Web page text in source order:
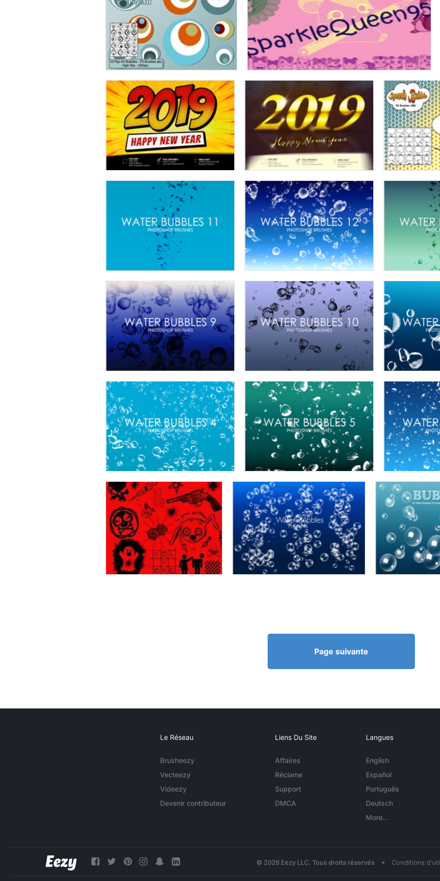
Page suivante
Le Réseau
Brusheezy
Vecteezy
Videezy
Devenir contributeur
Liens Du Site
Affaires
Réclame
Support
DMCA
Langues
English
Español
Português
Deutsch
More...
© 2026 Eezy LLC. Tous droits réservés • Conditions